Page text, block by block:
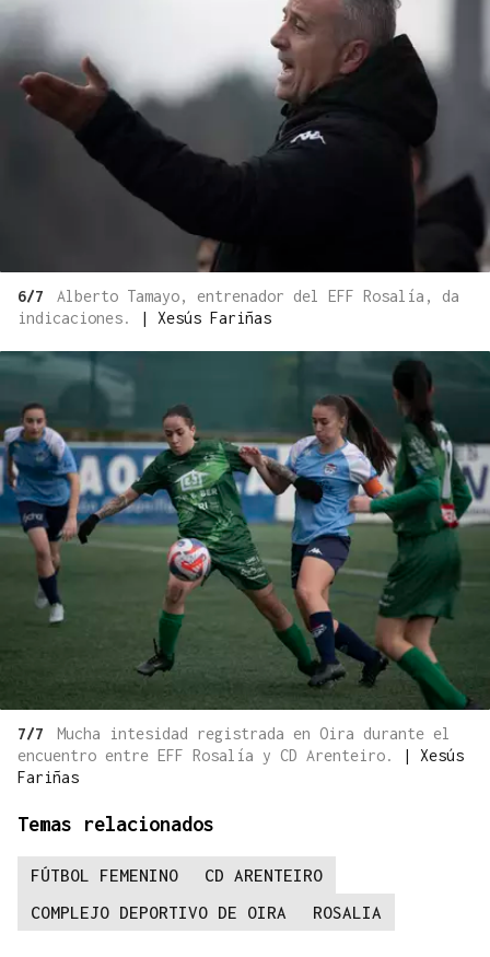
6/7
Alberto Tamayo, entrenador del EFF Rosalía, da
indicaciones.
| Xesús Fariñas
7/7
Mucha intesidad registrada en Oira durante el
encuentro entre EFF Rosalía y CD Arenteiro.
| Xesús
Fariñas
Temas relacionados
FÚTBOL FEMENINO
CD ARENTEIRO
COMPLEJO DEPORTIVO DE OIRA
ROSALIA